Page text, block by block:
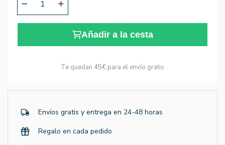
Añadir a la cesta
Te quedan 45€ para el envío gratis
Envíos gratis y entrega en 24-48 horas
Regalo en cada pedido